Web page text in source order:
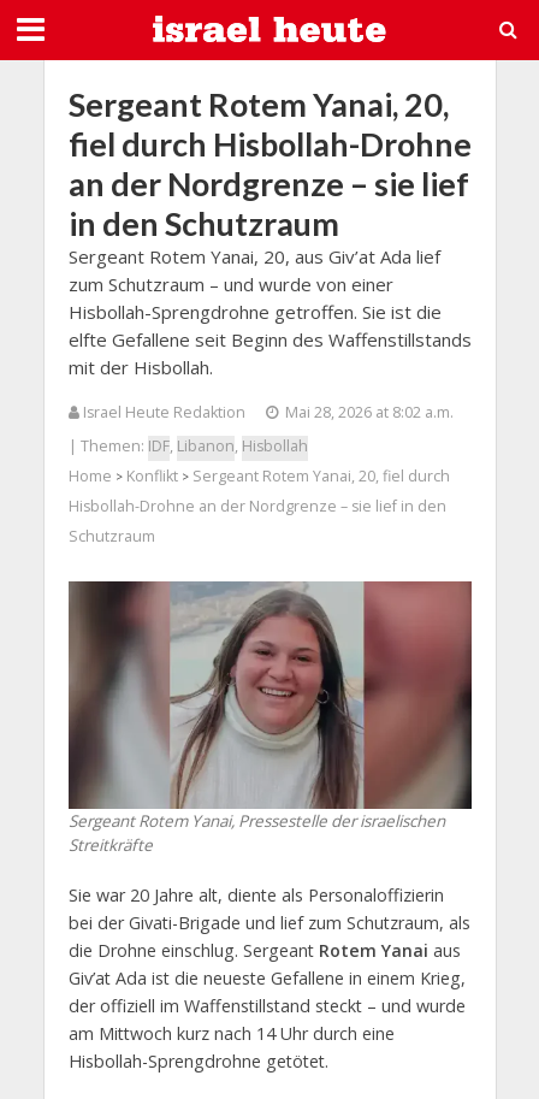
Sergeant Rotem Yanai, 20,
fiel durch Hisbollah-Drohne
an der Nordgrenze – sie lief
in den Schutzraum
Sergeant Rotem Yanai, 20, aus Giv’at Ada lief
zum Schutzraum – und wurde von einer
Hisbollah-Sprengdrohne getroffen. Sie ist die
elfte Gefallene seit Beginn des Waffenstillstands
mit der Hisbollah.
Israel Heute Redaktion
Mai 28, 2026 at 8:02 a.m.
| Themen: IDF, Libanon, Hisbollah
Home > Konflikt> Sergeant Rotem Yanai, 20, fiel durch
Hisbollah-Drohne an der Nordgrenze – sie lief in den
Schutzraum
Sergeant Rotem Yanai, Pressestelle der israelischen
Streitkräfte
Sie war 20 Jahre alt, diente als Personaloffizierin
bei der Givati-Brigade und lief zum Schutzraum, als
die Drohne einschlug. Sergeant Rotem Yanai aus
Giv’at Ada ist die neueste Gefallene in einem Krieg,
der offiziell im Waffenstillstand steckt – und wurde
am Mittwoch kurz nach 14 Uhr durch eine
Hisbollah-Sprengdrohne getötet.